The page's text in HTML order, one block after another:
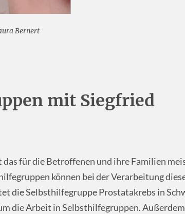
Bernert
mit Siegfried
für die Betroffenen und ihre Familien
können bei der Verarbeitung
die Selbsthilfegruppe Prostatakrebs in
die Arbeit in Selbsthilfegruppen. Außerdem